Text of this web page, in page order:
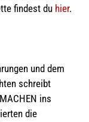
findest du hier.
und dem
schreibt
ins
die